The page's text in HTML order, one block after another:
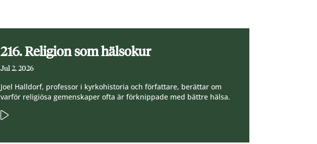
216. Religion som hälsokur
Jul 2, 2026
Joel Halldorf, professor i kyrkohistoria och författare, berättar om
varför religiösa gemenskaper ofta är förknippade med bättre hälsa.